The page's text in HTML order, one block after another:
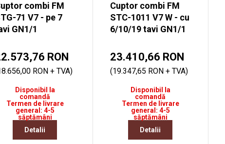
combi FM
71 V7 - pe 7
GN1/1
RON
RON + TVA)
Disponibil la
comandă
Termen de livrare
general: 4-5
săptămâni
Detalii
Cuptor combi FM
STC-1011 V7 W - cu
6/10/19 tavi GN1/1
23.410,66 RON
(19.347,65 RON + TVA)
Disponibil la
comandă
Termen de livrare
general: 4-5
săptămâni
Detalii